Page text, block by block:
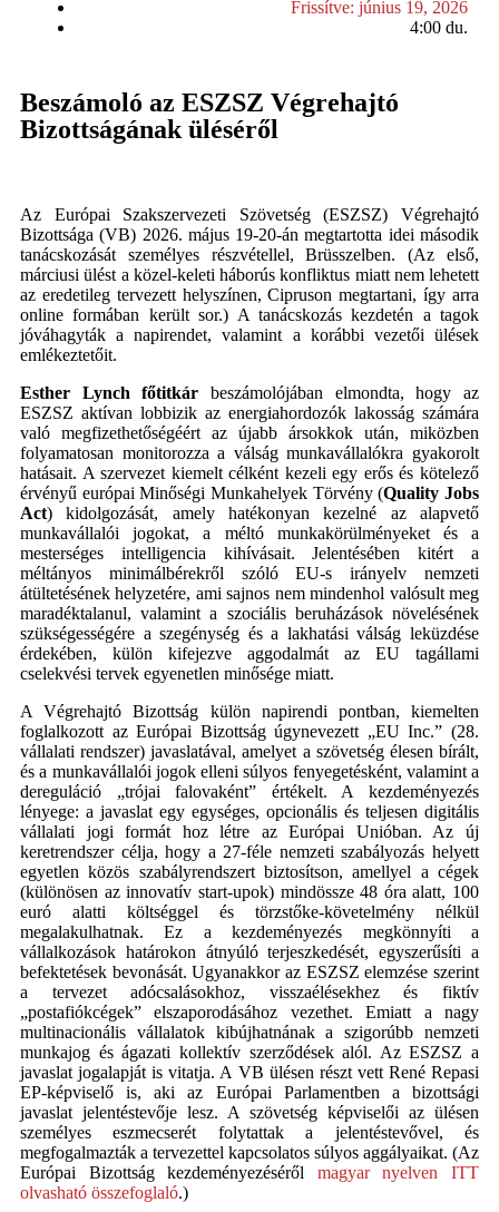
Frissítve: június 19, 2026
4:00 du.
Beszámoló az ESZSZ Végrehajtó
Bizottságának üléséről
Az Európai Szakszervezeti Szövetség (ESZSZ) Végrehajtó
Bizottsága (VB) 2026. május 19-20-án megtartotta idei második
tanácskozását személyes részvétellel, Brüsszelben. (Az első,
márciusi ülést a közel-keleti háborús konfliktus miatt nem lehetett
az eredetileg tervezett helyszínen, Cipruson megtartani, így arra
online formában került sor.) A tanácskozás kezdetén a tagok
jóváhagyták a napirendet, valamint a korábbi vezetői ülések
emlékeztetőit.
Esther Lynch főtitkár beszámolójában elmondta, hogy az
ESZSZ aktívan lobbizik az energiahordozók lakosság számára
való megfizethetőségéért az újabb ársokkok után, miközben
folyamatosan monitorozza a válság munkavállalókra gyakorolt
hatásait. A szervezet kiemelt célként kezeli egy erős és kötelező
érvényű európai Minőségi Munkahelyek Törvény (Quality Jobs
Act) kidolgozását, amely hatékonyan kezelné az alapvető
munkavállalói jogokat, a méltó munkakörülményeket és a
mesterséges intelligencia kihívásait. Jelentésében kitért a
méltányos minimálbérekről szóló EU-s irányelv nemzeti
átültetésének helyzetére, ami sajnos nem mindenhol valósult meg
maradéktalanul, valamint a szociális beruházások növelésének
szükségességére a szegénység és a lakhatási válság leküzdése
érdekében, külön kifejezve aggodalmát az EU tagállami
cselekvési tervek egyenetlen minősége miatt.
A Végrehajtó Bizottság külön napirendi pontban, kiemelten
foglalkozott az Európai Bizottság úgynevezett „EU Inc.” (28.
vállalati rendszer) javaslatával, amelyet a szövetség élesen bírált,
és a munkavállalói jogok elleni súlyos fenyegetésként, valamint a
dereguláció „trójai falovaként” értékelt. A kezdeményezés
lényege: a javaslat egy egységes, opcionális és teljesen digitális
vállalati jogi formát hoz létre az Európai Unióban. Az új
keretrendszer célja, hogy a 27-féle nemzeti szabályozás helyett
egyetlen közös szabályrendszert biztosítson, amellyel a cégek
(különösen az innovatív start-upok) mindössze 48 óra alatt, 100
euró alatti költséggel és törzstőke-követelmény nélkül
megalakulhatnak. Ez a kezdeményezés megkönnyíti a
vállalkozások határokon átnyúló terjeszkedését, egyszerűsíti a
befektetések bevonását. Ugyanakkor az ESZSZ elemzése szerint
a tervezet adócsalásokhoz, visszaélésekhez és fiktív
„postafiókcégek” elszaporodásához vezethet. Emiatt a nagy
multinacionális vállalatok kibújhatnának a szigorúbb nemzeti
munkajog és ágazati kollektív szerződések alól. Az ESZSZ a
javaslat jogalapját is vitatja. A VB ülésen részt vett René Repasi
EP-képviselő is, aki az Európai Parlamentben a bizottsági
javaslat jelentéstevője lesz. A szövetség képviselői az ülésen
személyes eszmecserét folytattak a jelentéstevővel, és
megfogalmazták a tervezettel kapcsolatos súlyos aggályaikat. (Az
Európai Bizottság kezdeményezéséről magyar nyelven ITT
olvasható összefoglaló.)